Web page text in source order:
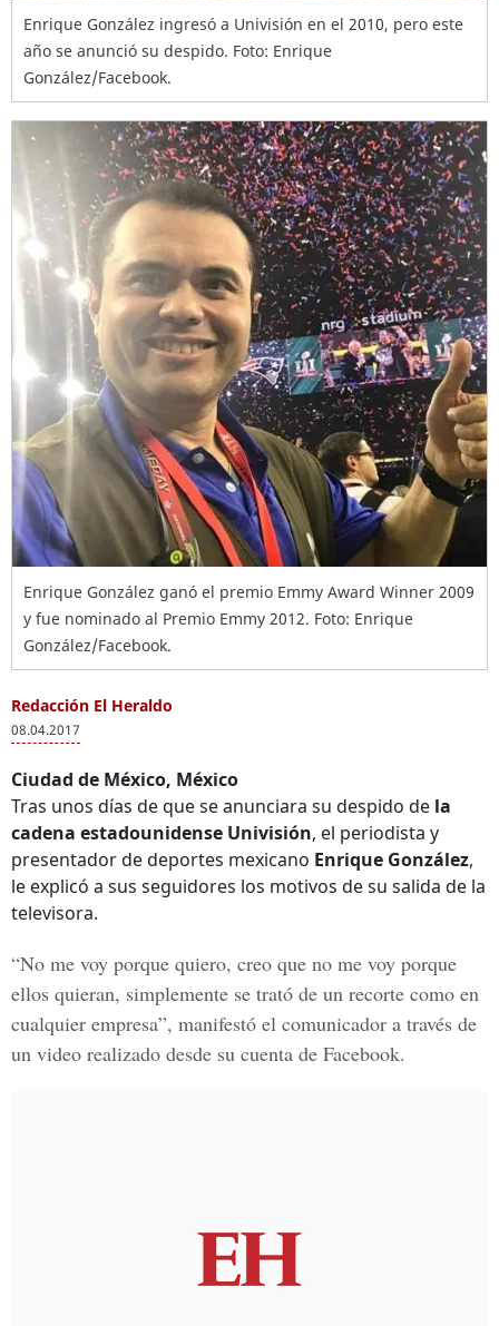
Enrique González ingresó a Univisión en el 2010, pero este
año se anunció su despido. Foto: Enrique
González/Facebook.
Enrique González ganó el premio Emmy Award Winner 2009
y fue nominado al Premio Emmy 2012. Foto: Enrique
González/Facebook.
Redacción El Heraldo
08.04.2017
Ciudad de México, México
Tras unos días de que se anunciara su despido de la
cadena estadounidense Univisión, el periodista y
presentador de deportes mexicano Enrique González,
le explicó a sus seguidores los motivos de su salida de la
televisora.
“No me voy porque quiero, creo que no me voy porque
ellos quieran, simplemente se trató de un recorte como en
cualquier empresa”, manifestó el comunicador a través de
un video realizado desde su cuenta de Facebook.